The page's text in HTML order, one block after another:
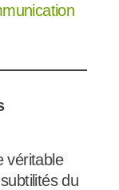
véritable
du